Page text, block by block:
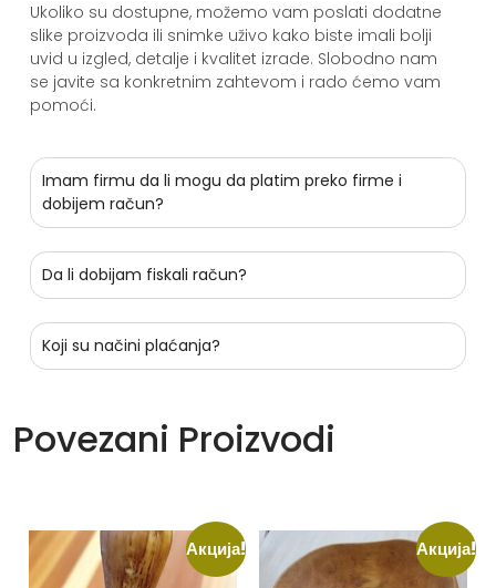
Ukoliko su dostupne, možemo vam poslati dodatne
slike proizvoda ili snimke uživo kako biste imali bolji
uvid u izgled, detalje i kvalitet izrade. Slobodno nam
se javite sa konkretnim zahtevom i rado ćemo vam
pomoći.
Imam firmu da li mogu da platim preko firme i
dobijem račun?
Da li dobijam fiskali račun?
Koji su načini plaćanja?
Povezani Proizvodi
Акција! Акција!